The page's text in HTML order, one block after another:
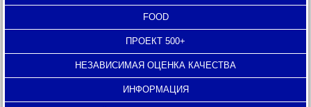
FOOD
ПРОЕКТ 500+
НЕЗАВИСИМАЯ ОЦЕНКА КАЧЕСТВА
ИНФОРМАЦИЯ